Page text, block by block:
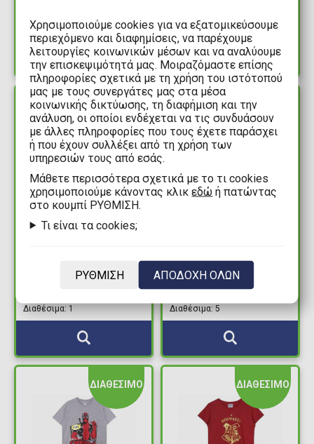
Διαθέσιμα: 2
ΔΙΑΘΕΣΙΜΟ
25,99€
Hogwarts is my Home
Διαθέσιμα: 1
ΔΙΑΘΕΣΙΜΟ
Disney - Logo
Γυναικείες Γυναικείες
Πυτζάμες
Διαθέσιμα: 5
ΔΙΑΘΕΣΙΜΟ ΔΙΑΘΕΣΙΜΟ
Χρησιμοποιούμε cookies για να εξατομικεύσουμε
περιεχόμενο και διαφημίσεις, να παρέχουμε
λειτουργίες κοινωνικών μέσων και να αναλύουμε
την επισκεψιμότητά μας. Μοιραζόμαστε επίσης
πληροφορίες σχετικά με τη χρήση του ιστότοπού
μας με τους συνεργάτες μας στα μέσα
κοινωνικής δικτύωσης, τη διαφήμιση και την
ανάλυση, οι οποίοι ενδέχεται να τις συνδυάσουν
με άλλες πληροφορίες που τους έχετε παράσχει
ή που έχουν συλλέξει από τη χρήση των
υπηρεσιών τους από εσάς.
Mάθετε περισσότερα σχετικά με το τι cookies
χρησιμοποιούμε κάνοντας κλικεδώ ή πατώντας
στο κουμπί ΡΥΘΜΙΣΗ.
Τι είναι τα cookies;
ΡΥΘΜΙΣΗ ΑΠΟΔΟΧΗ ΟΛΩΝ